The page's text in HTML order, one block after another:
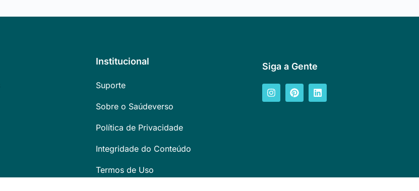
Institucional
Suporte
Sobre o Saúdeverso
Política de Privacidade
Integridade do Conteúdo
Termos de Uso
Siga a Gente